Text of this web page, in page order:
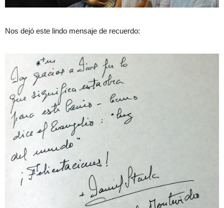
Nos dejó este lindo mensaje de recuerdo: